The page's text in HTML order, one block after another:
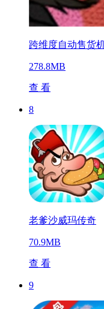
跨维度自动售货
278.8MB
查 看
8
老爹沙威玛传奇
70.9MB
查 看
9